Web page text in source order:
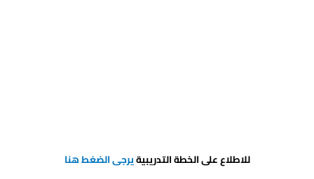
للاطلاع على الخطة التدريبيةيرجى الضغط هنا